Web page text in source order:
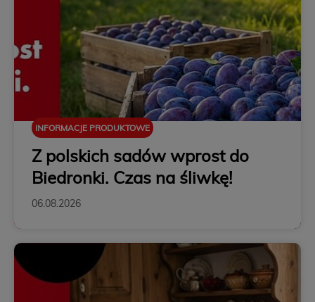
INFORMACJE PRODUKTOWE
Z polskich sadów wprost do
Biedronki. Czas na śliwkę!
06.08.2026